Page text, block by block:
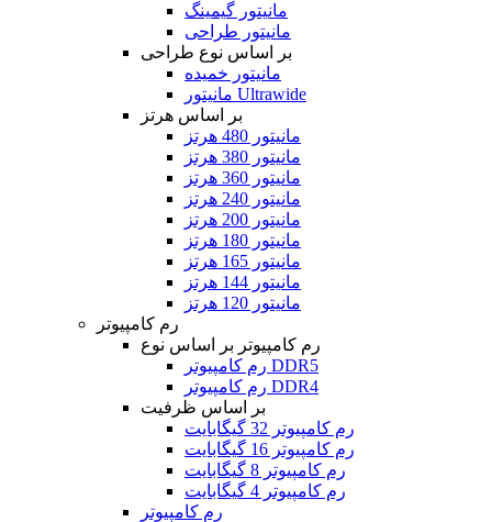
مانیتور گیمینگ
مانیتور طراحی
بر اساس نوع طراحی
مانیتور خمیده
مانیتور Ultrawide
بر اساس هرتز
مانیتور 480 هرتز
مانیتور 380 هرتز
مانیتور 360 هرتز
مانیتور 240 هرتز
مانیتور 200 هرتز
مانیتور 180 هرتز
مانیتور 165 هرتز
مانیتور 144 هرتز
مانیتور 120 هرتز
رم کامپیوتر
رم کامپیوتر بر اساس نوع
رم کامپیوتر DDR5
رم کامپیوتر DDR4
بر اساس ظرفیت
رم کامپیوتر 32 گیگابایت
رم کامپیوتر 16 گیگابایت
رم کامپیوتر 8 گیگابایت
رم کامپیوتر 4 گیگابایت
رم کامپیوتر